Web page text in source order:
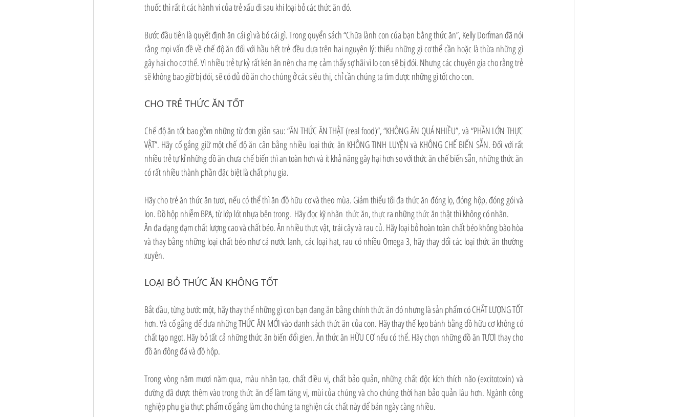
thuốc thì rất ít các hành vi của trẻ xấu đi sau khi loại bỏ các thức ăn đó.
Bước đầu tiên là quyết định ăn cái gì và bỏ cái gì. Trong quyển sách “Chữa lành con của bạn bằng thức ăn”, Kelly Dorfman đã nói
rằng mọi vấn đề về chế độ ăn đối với hầu hết trẻ đều dựa trên hai nguyên lý: thiếu những gì cơ thể cần hoặc là thừa những gì
gây hại cho cơ thể. Vì nhiều trẻ tự kỷ rất kén ăn nên cha mẹ cảm thấy sợ hãi vì lo con sẽ bị đói. Nhưng các chuyên gia cho rằng trẻ
sẽ không bao giờ bị đói, sẽ có đủ đồ ăn cho chúng ở các siêu thị, chỉ cần chúng ta tìm được những gì tốt cho con.
CHO TRẺ THỨC ĂN TỐT
Chế độ ăn tốt bao gồm những từ đơn giản sau: “ĂN THỨC ĂN THẬT (real food)”, “KHÔNG ĂN QUÁ NHIỀU”, và “PHẦN LỚN THỰC
VẬT”. Hãy cố gắng giữ một chế độ ăn cân bằng nhiều loại thức ăn KHÔNG TINH LUYỆN và KHÔNG CHẾ BIẾN SẴN. Đối với rất
nhiều trẻ tự kỉ những đồ ăn chưa chế biến thì an toàn hơn và ít khả năng gây hại hơn so với thức ăn chế biến sẵn, những thức ăn
có rất nhiều thành phần đặc biệt là chất phụ gia.
Hãy cho trẻ ăn thức ăn tươi, nếu có thể thì ăn đồ hữu cơ và theo mùa. Giảm thiểu tối đa thức ăn đóng lọ, đóng hộp, đóng gói và
lon. Đồ hộp nhiễm BPA, từ lớp lót nhựa bên trong.  Hãy đọc kỹ nhãn  thức ăn, thực ra những thức ăn thật thì không có nhãn.
Ăn đa dạng đạm chất lượng cao và chất béo. Ăn nhiều thực vật, trái cây và rau củ. Hãy loại bỏ hoàn toàn chất béo không bão hòa
và thay bằng những loại chất béo như cá nước lạnh, các loại hạt, rau có nhiều Omega 3, hãy thay đổi các loại thức ăn thường
xuyên.
LOẠI BỎ THỨC ĂN KHÔNG TỐT
Bắt đầu, từng bước một, hãy thay thế những gì con bạn đang ăn bằng chính thức ăn đó nhưng là sản phẩm có CHẤT LƯỢNG TỐT
hơn. Và cố gắng để đưa những THỨC ĂN MỚI vào danh sách thức ăn của con. Hãy thay thế kẹo bánh bằng đồ hữu cơ không có
chất tạo ngọt. Hãy bỏ tất cả những thức ăn biến đổi gien. Ăn thức ăn HỮU CƠ nếu có thể. Hãy chọn những đồ ăn TƯƠI thay cho
đồ ăn đông đá và đồ hộp.
Trong vòng năm mươi năm qua, màu nhân tạo, chất điều vị, chất bảo quản, những chất độc kích thích não (excitotoxin) và
đường đã được thêm vào trong thức ăn để làm tăng vị, mùi của chúng và cho chúng thời hạn bảo quản lâu hơn. Ngành công
nghiệp phụ gia thực phẩm cố gắng làm cho chúng ta nghiện các chất này để bán ngày càng nhiều.